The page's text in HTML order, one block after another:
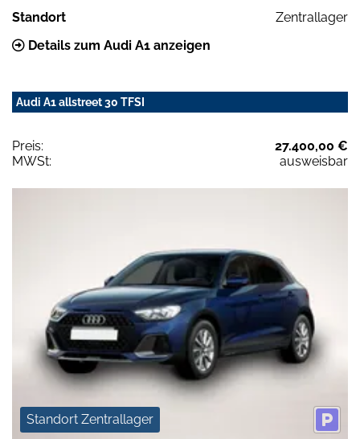
Standort
Zentrallager
Details zum Audi A1 anzeigen
Audi A1 allstreet 30 TFSI
Preis:
27.400,00 €
MWSt:
ausweisbar
Standort Zentrallager